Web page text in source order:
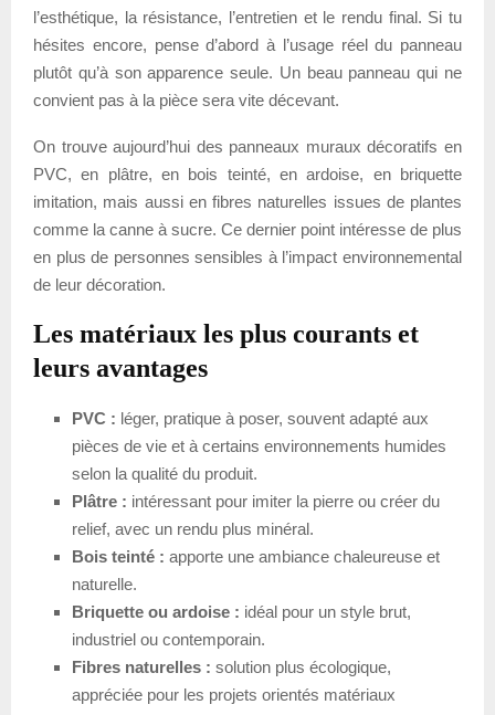
l’esthétique, la résistance, l’entretien et le rendu final. Si tu
hésites encore, pense d’abord à l’usage réel du panneau
plutôt qu’à son apparence seule. Un beau panneau qui ne
convient pas à la pièce sera vite décevant.
On trouve aujourd’hui des panneaux muraux décoratifs en
PVC, en plâtre, en bois teinté, en ardoise, en briquette
imitation, mais aussi en fibres naturelles issues de plantes
comme la canne à sucre. Ce dernier point intéresse de plus
en plus de personnes sensibles à l’impact environnemental
de leur décoration.
Les matériaux les plus courants et
leurs avantages
PVC : léger, pratique à poser, souvent adapté aux
pièces de vie et à certains environnements humides
selon la qualité du produit.
Plâtre : intéressant pour imiter la pierre ou créer du
relief, avec un rendu plus minéral.
Bois teinté : apporte une ambiance chaleureuse et
naturelle.
Briquette ou ardoise : idéal pour un style brut,
industriel ou contemporain.
Fibres naturelles : solution plus écologique,
appréciée pour les projets orientés matériaux